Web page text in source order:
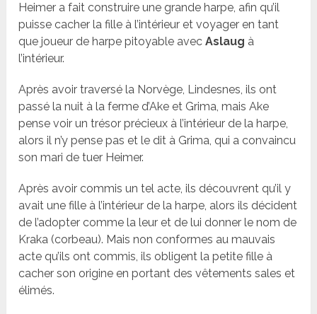
Heimer a fait construire une grande harpe, afin qu’il
puisse cacher la fille à l’intérieur et voyager en tant
que joueur de harpe pitoyable avecAslaug à
l’intérieur.
Après avoir traversé la Norvège, Lindesnes, ils ont
passé la nuit à la ferme d’Ake et Grima, mais Ake
pense voir un trésor précieux à l’intérieur de la harpe,
alors il n’y pense pas et le dit à Grima, qui a convaincu
son mari de tuer Heimer.
Après avoir commis un tel acte, ils découvrent qu’il y
avait une fille à l’intérieur de la harpe, alors ils décident
de l’adopter comme la leur et de lui donner le nom de
Kraka (corbeau). Mais non conformes au mauvais
acte qu’ils ont commis, ils obligent la petite fille à
cacher son origine en portant des vêtements sales et
élimés.